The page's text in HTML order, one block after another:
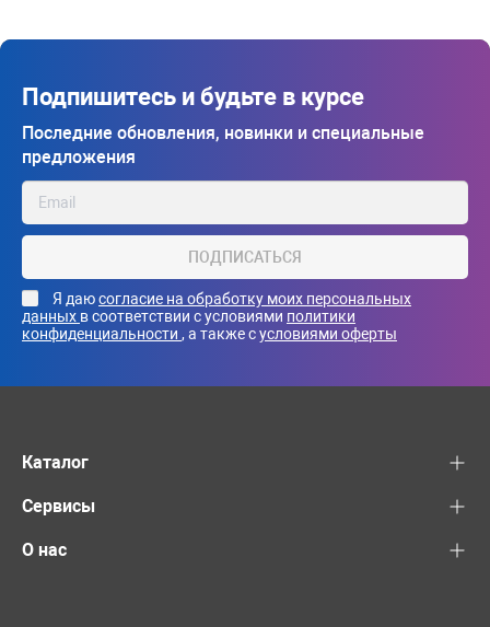
Подпишитесь и будьте в курсе
Последние обновления, новинки и специальные
предложения
ПОДПИСАТЬСЯ
Я даюсогласие на обработку моих персональных
данных в соответствии с условиями политики
конфиденциальности , а также сусловиями оферты
Каталог
Сервисы
О нас